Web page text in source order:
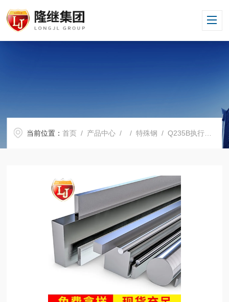
当前位置：首页 / 产品中心 / /特殊钢 / Q235B执行GB标准Q235B现货供应